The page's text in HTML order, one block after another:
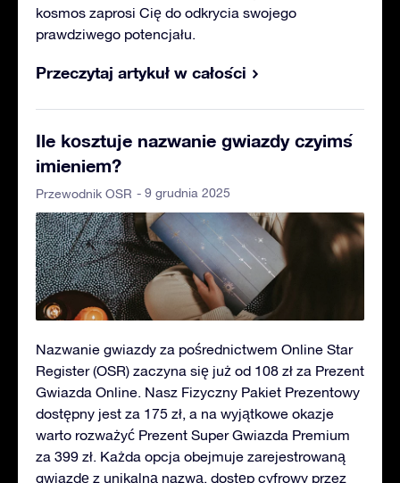
kosmos zaprosi Cię do odkrycia swojego
prawdziwego potencjału.
Przeczytaj artykuł w całości
Ile kosztuje nazwanie gwiazdy czyimś
imieniem?
Przewodnik OSR - 9 grudnia 2025
Nazwanie gwiazdy za pośrednictwem Online Star
Register (OSR) zaczyna się już od 108 zł za Prezent
Gwiazda Online. Nasz Fizyczny Pakiet Prezentowy
dostępny jest za 175 zł, a na wyjątkowe okazje
warto rozważyć Prezent Super Gwiazda Premium
za 399 zł. Każda opcja obejmuje zarejestrowaną
gwiazdę z unikalną nazwą, dostęp cyfrowy przez